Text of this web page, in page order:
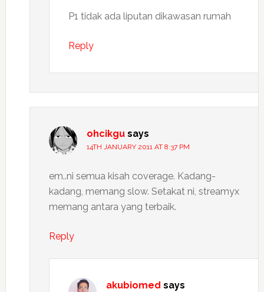
P1 tidak ada liputan dikawasan rumah
Reply
ohcikgu says
14TH JANUARY 2011 AT 8:37 PM
em..ni semua kisah coverage. Kadang-
kadang, memang slow. Setakat ni, streamyx
memang antara yang terbaik.
Reply
akubiomed says